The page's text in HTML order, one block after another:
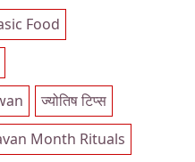
Food
ज्योतिष टिप्स
Month Rituals